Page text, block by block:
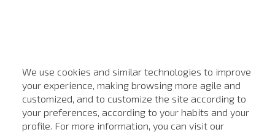
We use cookies and similar technologies to improve
your experience, making browsing more agile and
customized, and to customize the site according to
your preferences, according to your habits and your
profile. For more information, you can visit our